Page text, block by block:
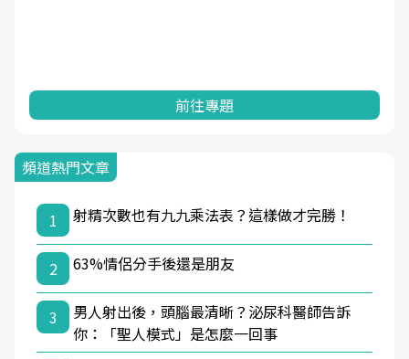
前往專題
頻道熱門文章
1 射精次數也有九九乘法表？這樣做才完勝！
2 63%情侶分手後還是朋友
3
男人射出後，頭腦最清晰？泌尿科醫師告訴
你：「聖人模式」是怎麼一回事